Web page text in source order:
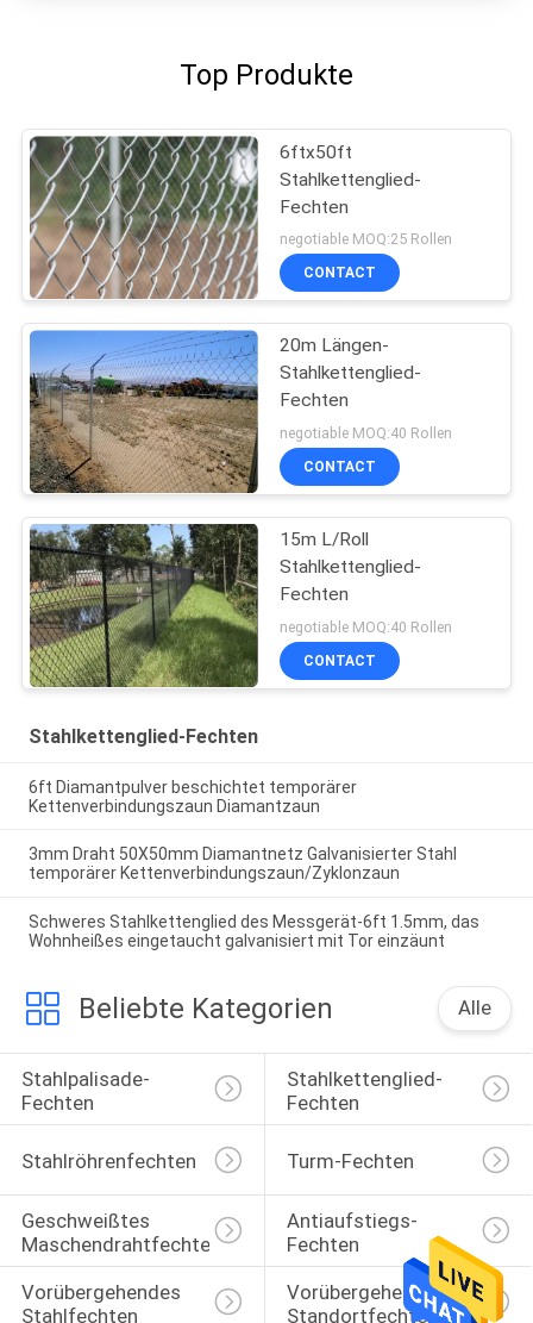
Top Produkte
6ftx50ft
Stahlkettenglied-
Fechten
negotiable MOQ:25 Rollen
CONTACT
20m Längen-
Stahlkettenglied-
Fechten
negotiable MOQ:40 Rollen
CONTACT
15m L/Roll
Stahlkettenglied-
Fechten
negotiable MOQ:40 Rollen
CONTACT
Stahlkettenglied-Fechten
6ft Diamantpulver beschichtet temporärer
Kettenverbindungszaun Diamantzaun
3mm Draht 50X50mm Diamantnetz Galvanisierter Stahl
temporärer Kettenverbindungszaun/Zyklonzaun
Schweres Stahlkettenglied des Messgerät-6ft 1.5mm, das
Wohnheißes eingetaucht galvanisiert mit Tor einzäunt
Beliebte Kategorien Alle
Stahlpalisade-
Fechten
Stahlkettenglied-
Fechten
Stahlröhrenfechten Turm-Fechten
Geschweißtes
Maschendrahtfechten
Antiaufstiegs-
Fechten
Vorübergehendes
Stahlfechten
Vorübergehendes
Standortfechten